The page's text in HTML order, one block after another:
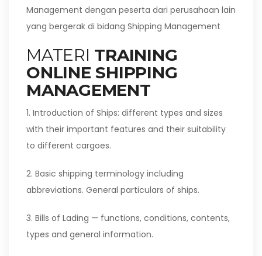
Management dengan peserta dari perusahaan lain
yang bergerak di bidang Shipping Management
MATERI TRAINING
ONLINE SHIPPING
MANAGEMENT
1. Introduction of Ships: different types and sizes
with their important features and their suitability
to different cargoes.
2. Basic shipping terminology including
abbreviations. General particulars of ships.
3. Bills of Lading — functions, conditions, contents,
types and general information.